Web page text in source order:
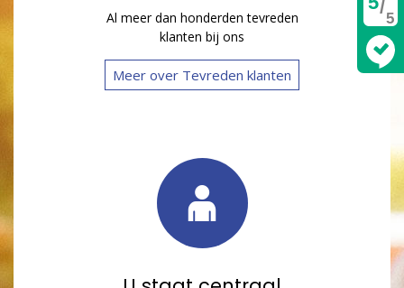
Al meer dan honderden tevreden
klanten bij ons
Meer over Tevreden klanten
/
5